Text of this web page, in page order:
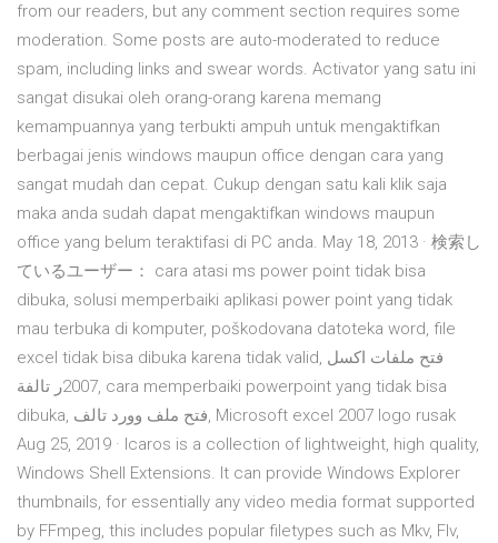
from our readers, but any comment section requires some
moderation. Some posts are auto-moderated to reduce
spam, including links and swear words. Activator yang satu ini
sangat disukai oleh orang-orang karena memang
kemampuannya yang terbukti ampuh untuk mengaktifkan
berbagai jenis windows maupun office dengan cara yang
sangat mudah dan cepat. Cukup dengan satu kali klik saja
maka anda sudah dapat mengaktifkan windows maupun
office yang belum teraktifasi di PC anda. May 18, 2013 · 検索し
ているユーザー： cara atasi ms power point tidak bisa
dibuka, solusi memperbaiki aplikasi power point yang tidak
mau terbuka di komputer, poškodovana datoteka word, file
excel tidak bisa dibuka karena tidak valid, فتح ملفات اكسل
2007ر تالفة, cara memperbaiki powerpoint yang tidak bisa
dibuka, فتح ملف وورد تالف, Microsoft excel 2007 logo rusak
Aug 25, 2019 · Icaros is a collection of lightweight, high quality,
Windows Shell Extensions. It can provide Windows Explorer
thumbnails, for essentially any video media format supported
by FFmpeg, this includes popular filetypes such as Mkv, Flv,